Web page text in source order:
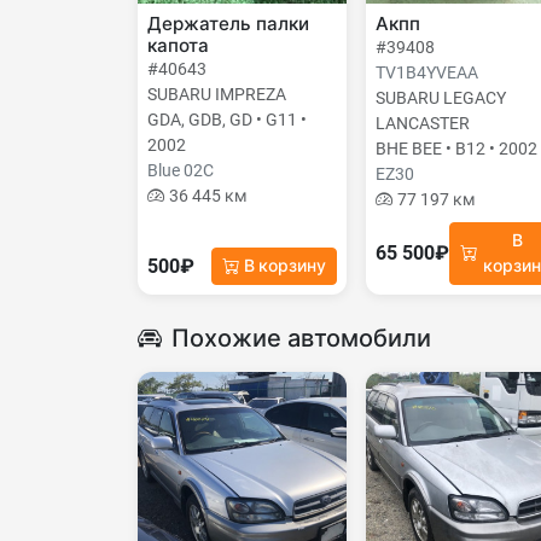
Держатель палки
капота
#40643
SUBARU IMPREZA
GDA, GDB, GD • G11 •
2002
Blue 02C
36 445 км
500₽ В корзину
Акпп
#39408
TV1B4YVEAA
SUBARU LEGACY
LANCASTER
BHE BEE • B12 • 2002
EZ30
77 197 км
65 500₽
В
Похожие автомобили